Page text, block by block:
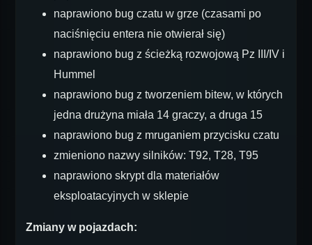
naprawiono bug czatu w grze (czasami po
naciśnięciu entera nie otwierał się)
naprawiono bug z ścieżką rozwojową Pz III/IV i
Hummel
naprawiono bug z tworzeniem bitew, w których
jedna drużyna miała 14 graczy, a druga 15
naprawiono bug z mruganiem przycisku czatu
zmieniono nazwy silników: T92, T28, T95
naprawiono skrypt dla materiałów
eksploatacyjnych w sklepie
Zmiany w pojazdach: